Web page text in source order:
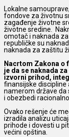
Lokalne
fondove za životnu
zagađenje životne
životne sredine.
omotač i naknada
republičke su
naknada za zaštitu
Nacrtom Zakona o
je da se naknada
izvorni prihod,
finansijske discipline
namerom države da
i obezbedi
Ovako rešenje će
izradila analizu
prihode i dovesti u
većini opština.